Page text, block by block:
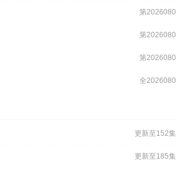
第2026080
第2026080
第2026080
全2026080
更新至152集
更新至185集